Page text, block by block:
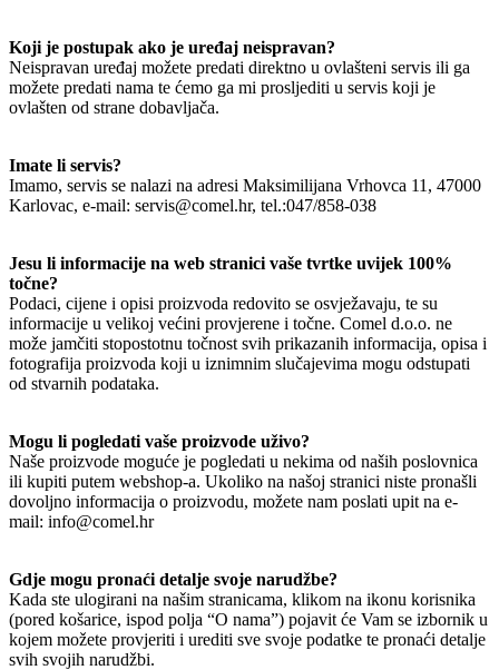
Koji je postupak ako je uređaj neispravan?
Neispravan uređaj možete predati direktno u ovlašteni servis ili ga
možete predati nama te ćemo ga mi prosljediti u servis koji je
ovlašten od strane dobavljača.
Imate li servis?
Imamo, servis se nalazi na adresi Maksimilijana Vrhovca 11, 47000
Karlovac, e-mail: servis@comel.hr, tel.:047/858-038
Jesu li informacije na web stranici vaše tvrtke uvijek 100%
točne?
Podaci, cijene i opisi proizvoda redovito se osvježavaju, te su
informacije u velikoj većini provjerene i točne. Comel d.o.o. ne
može jamčiti stopostotnu točnost svih prikazanih informacija, opisa i
fotografija proizvoda koji u iznimnim slučajevima mogu odstupati
od stvarnih podataka.
Mogu li pogledati vaše proizvode uživo?
Naše proizvode moguće je pogledati u nekima od naših poslovnica
ili kupiti putem webshop-a. Ukoliko na našoj stranici niste pronašli
dovoljno informacija o proizvodu, možete nam poslati upit na e-
mail: info@comel.hr
Gdje mogu pronaći detalje svoje narudžbe?
Kada ste ulogirani na našim stranicama, klikom na ikonu korisnika
(pored košarice, ispod polja “O nama”) pojavit će Vam se izbornik u
kojem možete provjeriti i urediti sve svoje podatke te pronaći detalje
svih svojih narudžbi.